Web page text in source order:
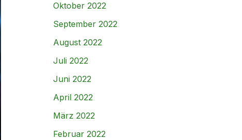
Oktober 2022
September 2022
August 2022
Juli 2022
Juni 2022
April 2022
März 2022
Februar 2022